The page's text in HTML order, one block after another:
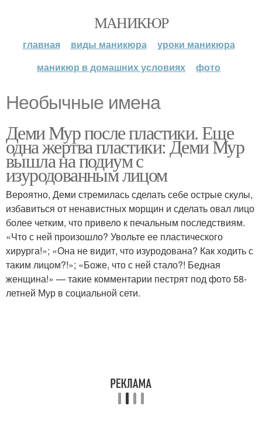
МАНИКЮР
главная виды маникюра
уроки маникюра
маникюр в домашних условиях
фото
Необычные имена
Деми Мур после пластики. Еще
одна жертва пластики: Деми Мур
вышла на подиум с
изуродованным лицом
Вероятно, Деми стремилась сделать себе острые скулы,
избавиться от ненавистных морщин и сделать овал лицо
более четким, что привело к печальным последствиям.
«Что с ней произошло? Увольте ее пластического
хирурга!»; «Она не видит, что изуродована? Как ходить с
таким лицом?!»; «Боже, что с ней стало?! Бедная
женщина!» — такие комментарии пестрят под фото 58-
летней Мур в социальной сети.